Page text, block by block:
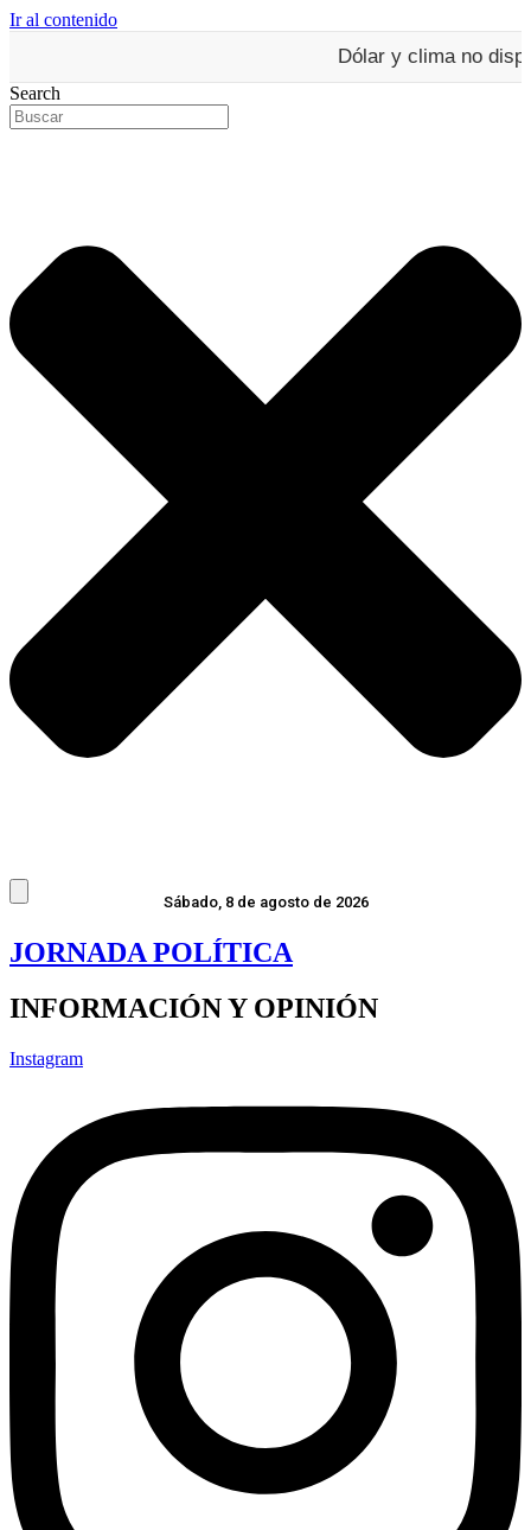
Ir al contenido
Dólar y clima no
Search
Sábado, 8 de agosto de 2026
JORNADA POLÍTICA
INFORMACIÓN Y OPINIÓN
Instagram